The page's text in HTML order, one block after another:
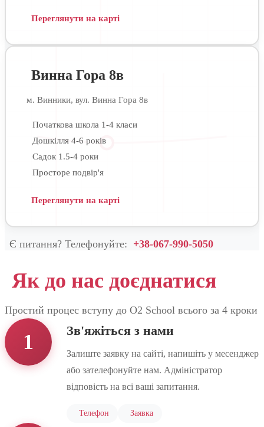
Переглянути на карті
Винна Гора 8в
м. Винники, вул. Винна Гора 8в
Початкова школа 1-4 класи
Дошкілля 4-6 років
Садок 1.5-4 роки
Просторе подвір'я
Переглянути на карті
Є питання? Телефонуйте: +38-067-990-5050
Як до нас доєднатися
Простий процес вступу до O2 School всього за 4 кроки
1 Зв'яжіться з нами
Залиште заявку на сайті, напишіть у месенджер
або зателефонуйте нам. Адміністратор
відповість на всі ваші запитання.
Телефон Заявка